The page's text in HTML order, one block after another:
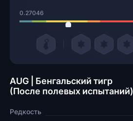
0.27046
AUG | Бенгальский тигр
(После полевых испытаний)
Редкость